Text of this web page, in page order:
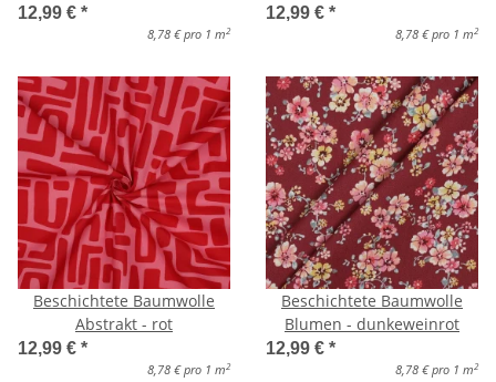
12,99 € *
8,78 € pro 1 m 2
12,99 € *
8,78 € pro 1 m 2
Beschichtete Baumwolle
Abstrakt - rot
12,99 € *
8,78 € pro 1 m 2
Beschichtete Baumwolle
Blumen - dunkeweinrot
12,99 € *
8,78 € pro 1 m 2